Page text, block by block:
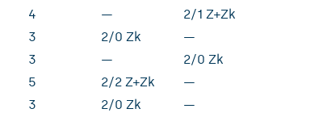
4 — 2/1 Z+Zk
3 2/0 Zk —
3 — 2/0 Zk
5 2/2 Z+Zk —
3 2/0 Zk —